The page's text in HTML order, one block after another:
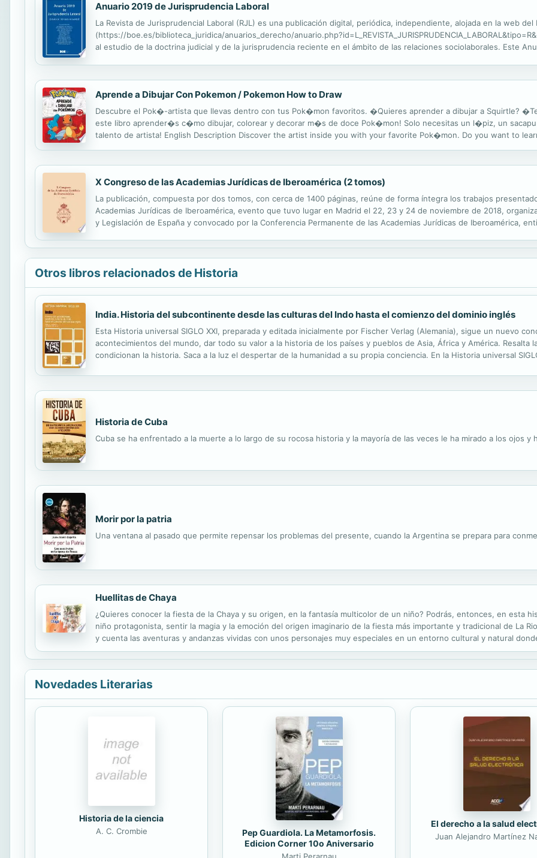
Anuario 2019 de Jurisprudencia Laboral
La Revista de Jurisprudencial Laboral (RJL) es una publicación digital, periódica, independiente, alojada en la web del
(https://boe.es/biblioteca_juridica/anuarios_derecho/
al estudio de la doctrina judicial y de la jurisprudencia reciente en el ámbito de las relaciones sociolaborales. Este
Aprende a Dibujar Con Pokemon / Pokemon How to Draw
Descubre el Pok�-artista que llevas dentro con tus Pok�mon favoritos. �Quieres aprender a dibujar a Squirtle?
este libro aprender�s c�mo dibujar, colorear y decorar m�s de doce Pok�mon! Solo necesitas un l�piz, un
talento de artista! English Description Discover the artist inside you with your favorite Pok�mon. Do you want to
X Congreso de las Academias Jurídicas de Iberoamérica (2 tomos)
La publicación, compuesta por dos tomos, con cerca de 1400 páginas, reúne de forma íntegra los trabajos
Academias Jurídicas de Iberoamérica, evento que tuvo lugar en Madrid el 22, 23 y 24 de noviembre de 2018,
y Legislación de España y convocado por la Conferencia Permanente de las Academias Jurídicas de Iberoamérica,
Otros libros relacionados de Historia
India. Historia del subcontinente desde las culturas del Indo hasta el comienzo del dominio inglés
Esta Historia universal SIGLO XXI, preparada y editada inicialmente por Fischer Verlag (Alemania), sigue un nuevo
acontecimientos del mundo, dar todo su valor a la historia de los países y pueblos de Asia, África y América. Resalta
condicionan la historia. Saca a la luz el despertar de la humanidad a su propia conciencia. En la Historia universal
Historia de Cuba
Cuba se ha enfrentado a la muerte a lo largo de su rocosa historia y la mayoría de las veces le ha mirado a los ojos y
Morir por la patria
Una ventana al pasado que permite repensar los problemas del presente, cuando la Argentina se prepara para
Huellitas de Chaya
¿Quieres conocer la fiesta de la Chaya y su origen, en la fantasía multicolor de un niño? Podrás, entonces, en esta
niño protagonista, sentir la magia y la emoción del origen imaginario de la fiesta más importante y tradicional de La
y cuenta las aventuras y andanzas vividas con unos personajes muy especiales en un entorno cultural y natural
regional. Es por ello que el relato, excede el marco de la literatura infantil, dado que tiene además...
Novedades Literarias
Historia de la ciencia
A. C. Crombie
Pep Guardiola. La Metamorfosis.
Edicion Corner 10o Aniversario
El derecho a la salud
Juan Alejandro Martínez